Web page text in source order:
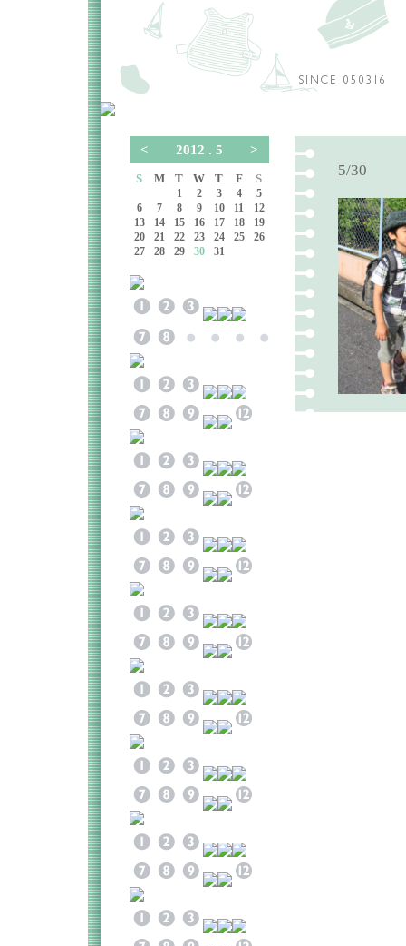
< 2012 . 5 >
S M T W T F S
1 2 3 4
5
6
7 8 9 10 11
12
13
14 15 16 17 18
19
20
21 22 23 24 25
26
27
28 29 30 31
5/30